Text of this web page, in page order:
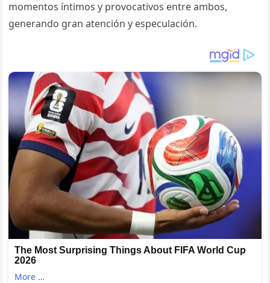
momentos íntimos y provocativos entre ambos,
generando gran atención y especulación.